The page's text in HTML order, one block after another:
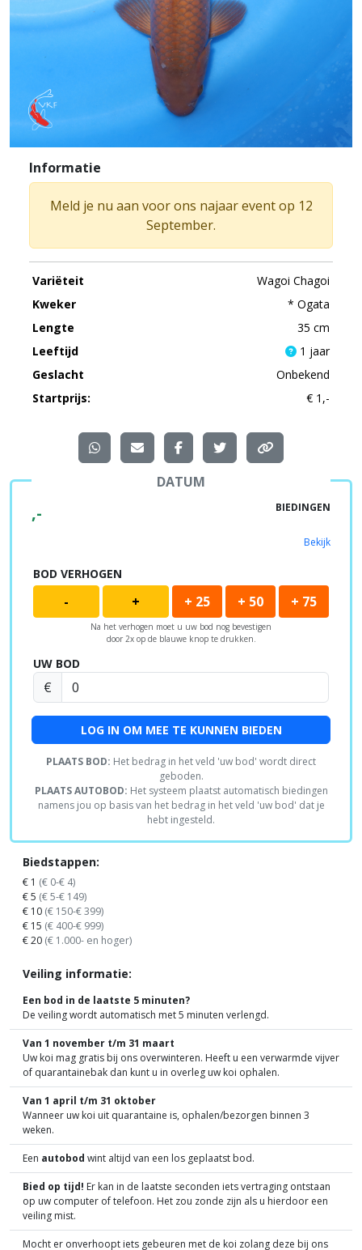
Informatie
Meld je nu aan voor ons najaar event op 12
September.
Variëteit
Wagoi Chagoi
Kweker
* Ogata
Lengte
35 cm
Leeftijd
1 jaar
Geslacht
Onbekend
Startprijs:
€ 1,-
DATUM
,- BIEDINGEN
Bekijk
BOD VERHOGEN
- + + 25 + 50 + 75
Na het verhogen moet u uw bod nog bevestigen
door 2x op de blauwe knop te drukken.
UW BOD
€
LOG IN OM MEE TE KUNNEN BIEDEN
PLAATS BOD: Het bedrag in het veld 'uw bod' wordt direct
geboden.
PLAATS AUTOBOD: Het systeem plaatst automatisch biedingen
namens jou op basis van het bedrag in het veld 'uw bod' dat je
hebt ingesteld.
Biedstappen:
€ 1 (€ 0-€ 4)
€ 5 (€ 5-€ 149)
€ 10 (€ 150-€ 399)
€ 15 (€ 400-€ 999)
€ 20 (€ 1.000- en hoger)
Veiling informatie:
Een bod in de laatste 5 minuten?
De veiling wordt automatisch met 5 minuten verlengd.
Van 1 november t/m 31 maart
Uw koi mag gratis bij ons overwinteren. Heeft u een verwarmde vijver
of quarantainebak dan kunt u in overleg uw koi ophalen.
Van 1 april t/m 31 oktober
Wanneer uw koi uit quarantaine is, ophalen/bezorgen binnen 3
weken.
Een autobod wint altijd van een los geplaatst bod.
Bied op tijd! Er kan in de laatste seconden iets vertraging ontstaan
op uw computer of telefoon. Het zou zonde zijn als u hierdoor een
veiling mist.
Mocht er onverhoopt iets gebeuren met de koi zolang deze bij ons